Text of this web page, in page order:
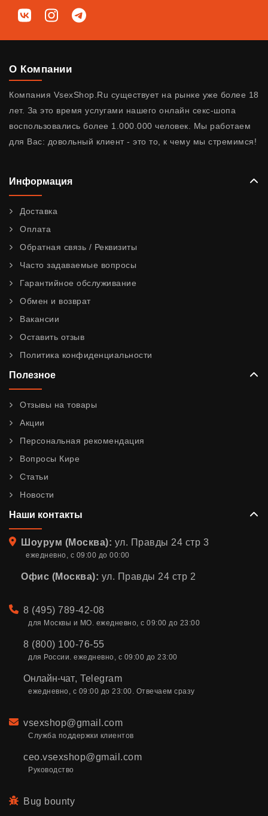
Мы в соц. сетях
ВКонтактеInstagramTelegram
О Компании
Компания VsexShop.Ru существует на рынке уже более 18
лет. За это время услугами нашего онлайн секс-шопа
воспользовались более 1.000.000 человек. Мы работаем
для Вас: довольный клиент - это то, к чему мы стремимся!
Информация
Доставка
Оплата
Обратная связь / Реквизиты
Часто задаваемые вопросы
Гарантийное обслуживание
Обмен и возврат
Вакансии
Оставить отзыв
Политика конфиденциальности
Полезное
Отзывы на товары
Акции
Персональная рекомендация
Вопросы Кире
Статьи
Новости
Наши контакты
Адрес
Шоурум (Москва): ул. Правды 24 стр 3
ежедневно, с 09:00 до 00:00
Офис (Москва): ул. Правды 24 стр 2
Телефон
8 (495) 789-42-08
для Москвы и МО. ежедневно, с 09:00 до 23:00
8 (800) 100-76-55
для России. ежедневно, с 09:00 до 23:00
Онлайн-чат, Telegram
ежедневно, с 09:00 до 23:00. Отвечаем сразу
Email
vsexshop@gmail.com
Служба поддержки клиентов
ceo.vsexshop@gmail.com
Руководство
Bug bounty